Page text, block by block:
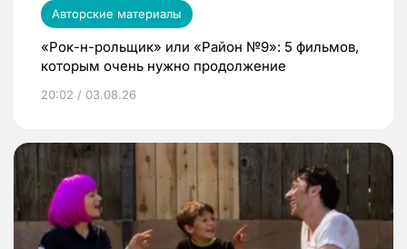
Авторские материалы
«Рок-н-рольщик» или «Район №9»: 5 фильмов,
которым очень нужно продолжение
20:02 / 03.08.26